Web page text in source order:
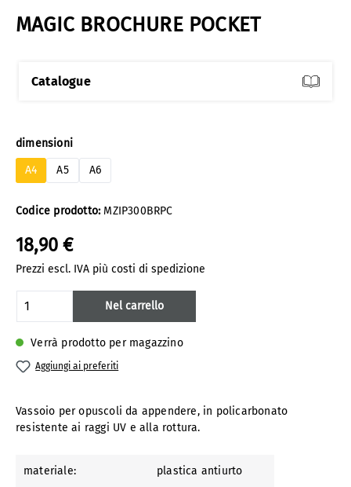
MAGIC BROCHURE POCKET
Catalogue
Codice prodotto: MZIP300BRPC
18,90 €
Prezzi escl. IVA più costi di spedizione
Verrà prodotto per magazzino
Seleziona
dimensioni
A4
A5 A6
Quantità del prodotto: inserisci la
Nel carrello
Aggiungi ai preferiti
Vassoio per opuscoli da appendere, in policarbonato
resistente ai raggi UV e alla rottura.
materiale: plastica antiurto